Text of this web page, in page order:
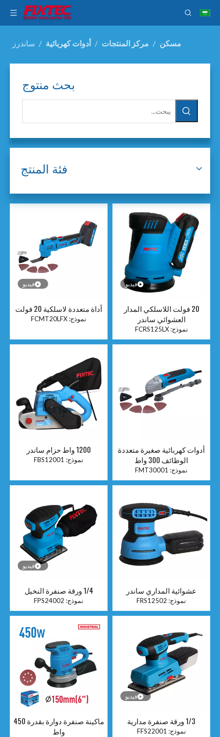
مسكن / مركز المنتجات / أدوات كهربائية / ساندرز
بحث منتوج
فئة المنتج
فيديو
20 فولت اللاسلكي المدار
العشوائي ساندر
نموذج: FCRS125LX
فيديو
أداة متعددة لاسلكية 20 فولت
نموذج: FCMT20LFX
أدوات كهربائية صغيرة متعددة
الوظائف 300 واط
نموذج: FMT30001
1200 واط حزام ساندر
نموذج: FBS12001
عشوائية المداري ساندر
نموذج: FRS12502
فيديو
1/4 ورقة صنفرة النخيل
نموذج: FPS24002
فيديو
1/3 ورقة صنفرة مدارية
نموذج: FFS22001
ماكينة صنفرة دوارة بقدرة 450
واط